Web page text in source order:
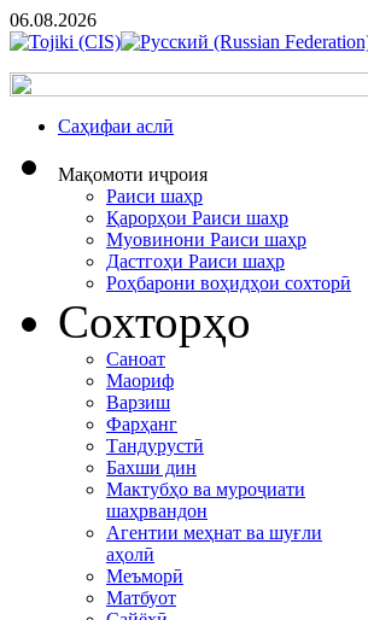
06.08.2026
Cаҳифаи аслӣ
Мақомоти иҷроия
Раиси шаҳр
Қарорҳои Раиси шаҳр
Муовинони Раиси шаҳр
Дастгоҳи Раиси шаҳр
Роҳбарони воҳидҳои сохторӣ
Сохторҳо
Саноат
Маориф
Варзиш
Фарҳанг
Тандурустӣ
Бахши дин
Мактубҳо ва муроҷиати
шаҳрвандон
Агентии меҳнат ва шуғли
аҳолӣ
Меъморӣ
Матбуот